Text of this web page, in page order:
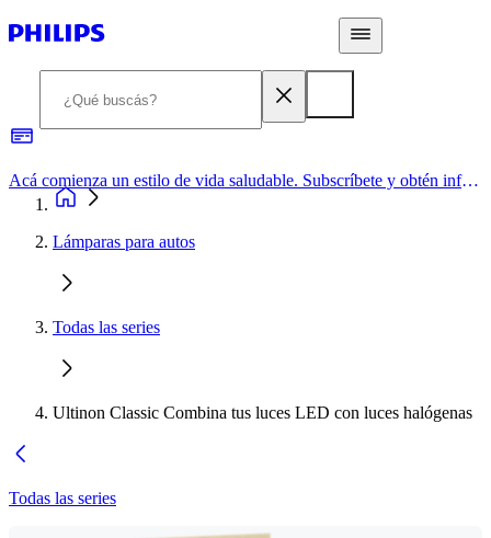
Acá comienza un estilo de vida saludable. Subscríbete y obtén información de primera mano
Lámparas para autos
Todas las series
Ultinon Classic Combina tus luces LED con luces halógenas
Todas las series